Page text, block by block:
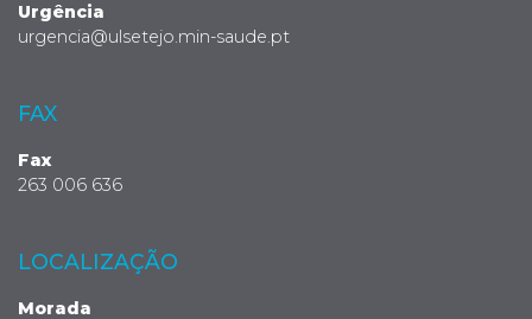
Urgência
urgencia@ulsetejo.min-saude.pt
FAX
Fax
263 006 636
LOCALIZAÇÃO
Morada